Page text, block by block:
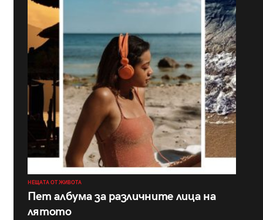
НЕЩАТА ОТ ЖИВОТА
Пет албума за различните лица на
лятото